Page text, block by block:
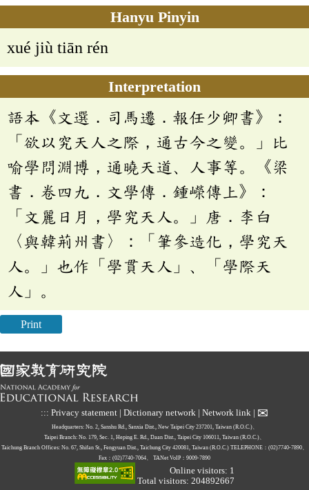
Hanyu Pinyin
xué jiù tiān rén
Interpretation
語本《文選．司馬遷．報任少卿書》：
「欲以究天人之際，通古今之變。」比
喻學問淵博，通曉天道、人事等。《梁
書．卷四九．文學傳．鍾嶸傳上》：
「文麗日月，學究天人。」唐．李白
〈與韓荊州書〉：「筆參造化，學究天
人。」也作「學貫天人」、「學際天
人」。
Print
::: Privacy statement | Dictionary network | Network link | ✉
Headquarters: No. 2, Sanshu Rd., Sanxia Dist., New Taipei City 237201, Taiwan (R.O.C.)、
Taipei Branch: No. 179, Sec. 1, Heping E. Rd., Daan Dist., Taipei City 106011, Taiwan (R.O.C.)、
Taichung Branch Offices: No. 67, Shifan St., Fengyuan Dist., Taichung City 420081, Taiwan (R.O.C.) TELEPHONE：(02)7740-7890、
Fax：(02)7740-7064、
TANet VoIP：9009-7890
Online visitors: 1
Total visitors: 204892667